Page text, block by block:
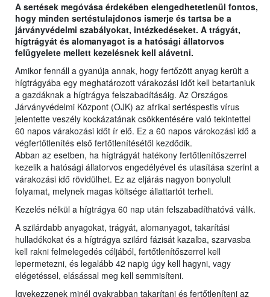
A sertések megóvása érdekében elengedhetetlenül fontos,
hogy minden sertéstulajdonos ismerje és tartsa be a
járványvédelmi szabályokat, intézkedéseket. A trágyát,
hígtrágyát és alomanyagot is a hatósági állatorvos
felügyelete mellett kezelésnek kell alávetni.
Amikor fennáll a gyanúja annak, hogy fertőzött anyag került a
hígtrágyába egy meghatározott várakozási időt kell betartaniuk
a gazdáknak a hígtrágya felszabadításáig. Az Országos
Járványvédelmi Központ (OJK) az afrikai sertéspestis vírus
jelentette veszély kockázatának csökkentésére való tekintettel
60 napos várakozási időt ír elő. Ez a 60 napos várokozási idő a
végfertőtlenítés első fertőtlenítésétől kezdődik.
Abban az esetben, ha hígtrágyát hatékony fertőtlenítőszerrel
kezelik a hatósági állatorvos engedélyével és utasítása szerint a
várakozási idő rövidülhet. Ez az eljárás nagyon bonyolult
folyamat, melynek magas költsége állattartót terheli.
Kezelés nélkül a hígtrágya 60 nap után felszabadíthatóvá válik.
A szilárdabb anyagokat, trágyát, alomanyagot, takarítási
hulladékokat és a hígtrágya szilárd fázisát kazalba, szarvasba
kell rakni felmelegedés céljából, fertőtlenítőszerrel kell
lepermetezni, és legalább 42 napig úgy kell hagyni, vagy
elégetéssel, elásással meg kell semmisíteni.
Igyekezzenek minél gyakrabban takarítani és fertőtleníteni az